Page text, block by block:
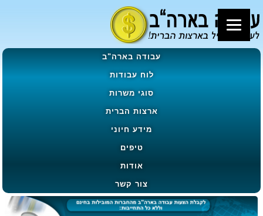
עבודה בארה"ב
לוח עבודות
סוגי משרות
ארצות הברית
מידע חיוני
טיפים
אודות
צור קשר